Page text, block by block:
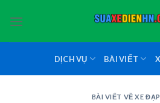
DỊCH VỤ BÀI VIẾT
BÀI VIẾT VỀ XE